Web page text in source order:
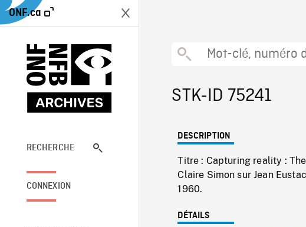
ONF.ca
RECHERCHE
CONNEXION
STK-ID 75241
DESCRIPTION
Titre : Capturing reality :
Claire Simon sur Jean
1960.
DÉTAILS